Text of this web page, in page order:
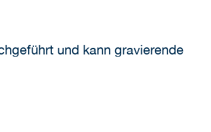
und kann gravierende